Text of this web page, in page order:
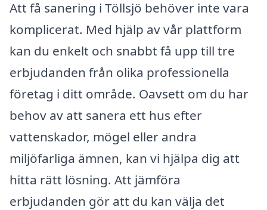
Att få sanering i Töllsjö behöver inte vara
komplicerat. Med hjälp av vår plattform
kan du enkelt och snabbt få upp till tre
erbjudanden från olika professionella
företag i ditt område. Oavsett om du har
behov av att sanera ett hus efter
vattenskador, mögel eller andra
miljöfarliga ämnen, kan vi hjälpa dig att
hitta rätt lösning. Att jämföra
erbjudanden gör att du kan välja det